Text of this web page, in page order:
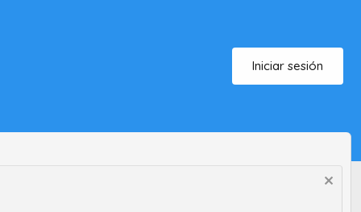
Iniciar sesión